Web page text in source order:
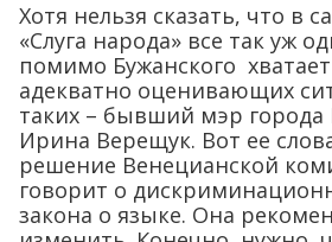
Хотя нельзя сказать, что в
«Слуга народа» все так уж
помимо Бужанского
адекватно оценивающих
таких – бывший мэр города
Ирина Верещук. Вот ее
решение Венецианской
говорит о
закона о языке. Она